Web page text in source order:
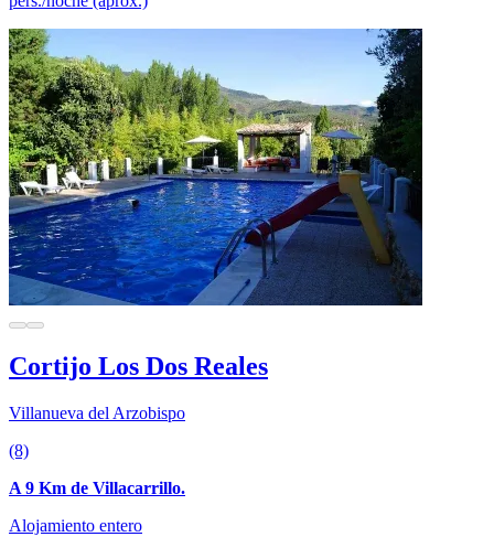
Cortijo Los Dos Reales
Villanueva del Arzobispo
(8)
A 9 Km de Villacarrillo.
Alojamiento entero